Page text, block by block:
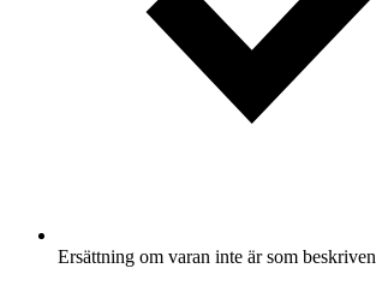
Ersättning om varan inte är som beskriven